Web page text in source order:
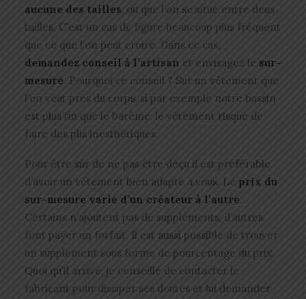
aucune des tailles, ou que l’on se situe entre deux
tailles. C’est un cas de figure beaucoup plus fréquent
que ce que l’on peut croire. Dans ce cas,
demandez conseil à l’artisan et envisagez le sur-
mesure. Pourquoi ce conseil ? Sur un vêtement que
l’on veut près du corps, si par exemple notre bassin
est plus fin que le barème, le vêtement risque de
faire des plis inesthétiques.
Pour être sûr de ne pas être déçu il est préférable
d’avoir un vêtement bien adapté à vous. Le prix du
sur-mesure varie d’un créateur à l’autre.
Certains n’ajoutent pas de suppléments, d’autres
font payer un forfait. Il est aussi possible de trouver
un supplément sous forme de pourcentage du prix.
Quoi qu’il arrive, je conseille de contacter le
fabricant pour dissiper ses doutes et lui demander